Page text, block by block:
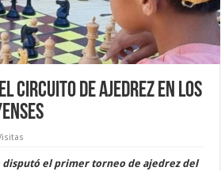
circuito de ajedrez en los
disputó el primer torneo de ajedrez del